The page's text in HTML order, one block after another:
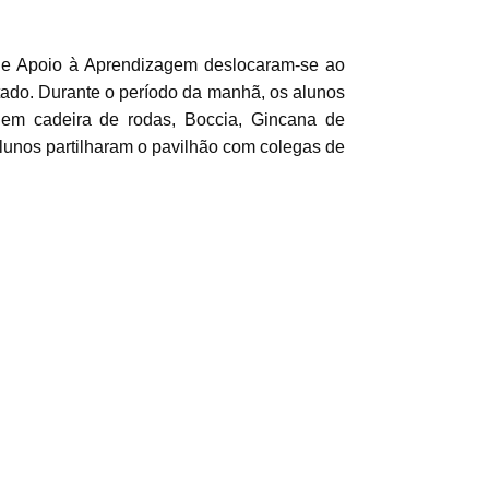
à Aprendizagem deslocaram-se ao
Durante o período da manhã, os alunos
cadeira de rodas, Boccia, Gincana de
partilharam o pavilhão com colegas de